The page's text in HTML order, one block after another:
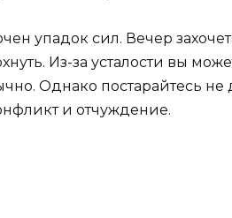
упадок сил. Вечер
Из-за усталости вы
Однако постарайтесь не
и отчуждение.